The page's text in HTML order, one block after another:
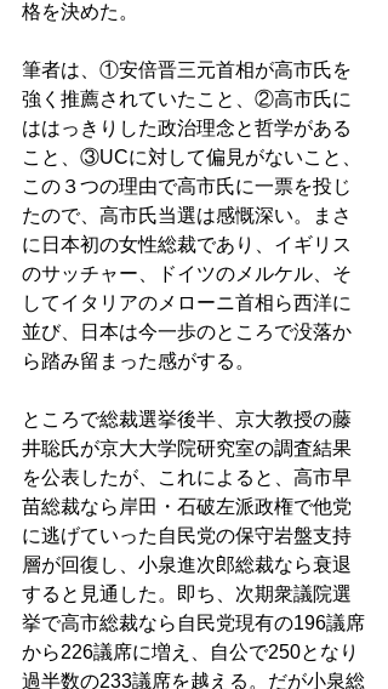
格を決めた。
筆者は、①安倍晋三元首相が高市氏を
強く推薦されていたこと、②高市氏に
ははっきりした政治理念と哲学がある
こと、③UCに対して偏見がないこと、
この３つの理由で高市氏に一票を投じ
たので、高市氏当選は感慨深い。まさ
に日本初の女性総裁であり、イギリス
のサッチャー、ドイツのメルケル、そ
してイタリアのメローニ首相ら西洋に
並び、日本は今一歩のところで没落か
ら踏み留まった感がする。
ところで総裁選挙後半、京大教授の藤
井聡氏が京大大学院研究室の調査結果
を公表したが、これによると、高市早
苗総裁なら岸田・石破左派政権で他党
に逃げていった自民党の保守岩盤支持
層が回復し、小泉進次郎総裁なら衰退
すると見通した。即ち、次期衆議院選
挙で高市総裁なら自民党現有の196議席
から226議席に増え、自公で250となり
過半数の233議席を越える。だが小泉総